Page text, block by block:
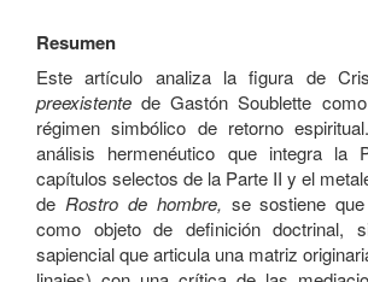
Resumen
Este artículo analiza la figura de
preexistentede Gastón Soublette
régimen simbólico de retorno
análisis hermenéutico que integra la
capítulos selectos de la Parte II y el
de Rostro de hombre, se sostiene
como objeto de definición doctrinal,
sapiencial que articula una matriz